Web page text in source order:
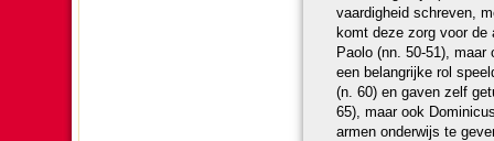
vaar­dig­heid schreven,
komt deze zorg voor de
Paolo (nn. 50-51),
een be­lang­rijke rol
(n. 60) en gaven zelf
65), maar ook
armen onder­wijs te